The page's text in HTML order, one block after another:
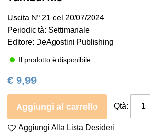
immagini
Uscita Nº 21 del 20/07/2024
Periodicità: Settimanale
Editore: DeAgostini Publishing
Il prodotto è disponibile
€ 9,99
Aggiungi al carrello Qtà:
Aggiungi Alla Lista Desideri